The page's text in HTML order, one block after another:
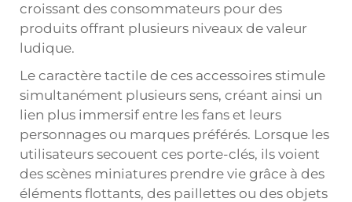
croissant des consommateurs pour des
produits offrant plusieurs niveaux de valeur
ludique.
Le caractère tactile de ces accessoires stimule
simultanément plusieurs sens, créant ainsi un
lien plus immersif entre les fans et leurs
personnages ou marques préférés. Lorsque les
utilisateurs secouent ces porte-clés, ils voient
des scènes miniatures prendre vie grâce à des
éléments flottants, des paillettes ou des objets